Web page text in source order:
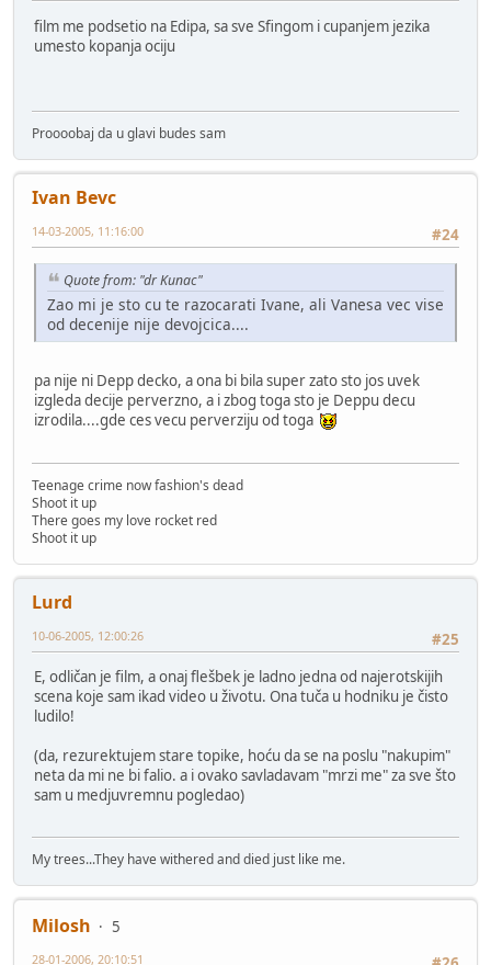
film me podsetio na Edipa, sa sve Sfingom i cupanjem jezika
umesto kopanja ociju
Proooobaj da u glavi budes sam
Ivan Bevc
#24
14-03-2005, 11:16:00
Quote from: "dr Kunac"
Zao mi je sto cu te razocarati Ivane, ali Vanesa vec vise
od decenije nije devojcica....
pa nije ni Depp decko, a ona bi bila super zato sto jos uvek
izgleda decije perverzno, a i zbog toga sto je Deppu decu
izrodila....gde ces vecu perverziju od toga
Teenage crime now fashion's dead
Shoot it up
There goes my love rocket red
Shoot it up
Lurd
#25
10-06-2005, 12:00:26
E, odličan je film, a onaj flešbek je ladno jedna od najerotskijih
scena koje sam ikad video u životu. Ona tuča u hodniku je čisto
ludilo!
(da, rezurektujem stare topike, hoću da se na poslu "nakupim"
neta da mi ne bi falio. a i ovako savladavam "mrzi me" za sve što
sam u medjuvremnu pogledao)
My trees...They have withered and died just like me.
Milosh
5
28-01-2006, 20:10:51